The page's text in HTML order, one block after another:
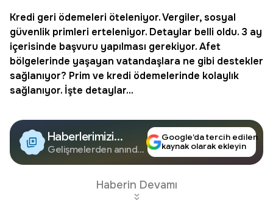
Kredi geri ödemeleri öteleniyor. Vergiler, sosyal
güvenlik primleri erteleniyor. Detaylar belli oldu. 3 ay
içerisinde başvuru yapılması gerekiyor. Afet
bölgelerinde yaşayan vatandaşlara ne gibi destekler
sağlanıyor? Prim ve kredi ödemelerinde kolaylık
sağlanıyor. İşte detaylar...
Haberlerimizi
Google'da Takip
Edin
Gelişmelerden anında
Google’da tercih edilen
kaynak olarak ekleyin
Haberin Devamı